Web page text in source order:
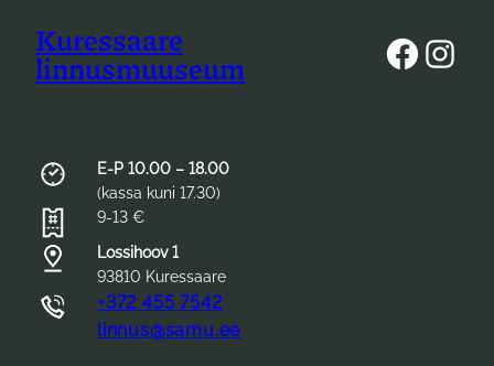
Kuressaare
linnusmuuseum
E-P 10.00 – 18.00
(kassa kuni 17.30)
9-13 €
Lossihoov 1
93810 Kuressaare
+372 455 7542
linnus@samu.ee